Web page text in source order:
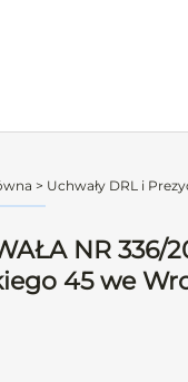
> Uchwały DRL i
NR 336/
45 we